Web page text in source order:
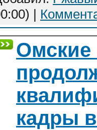
|
Омские
кадры